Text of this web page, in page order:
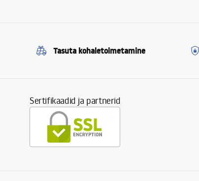
Tasuta kohaletoimetamine
Sertifikaadid ja partnerid